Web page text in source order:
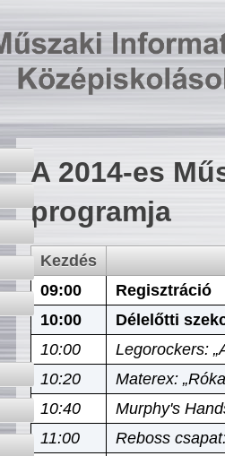
A 2014-es
programja
Kezdés
09:00
Regisztráció
10:00
Délelőtti
10:00
Legorockers:
10:20
Materex:
10:40
Murphy's
11:00
Reboss